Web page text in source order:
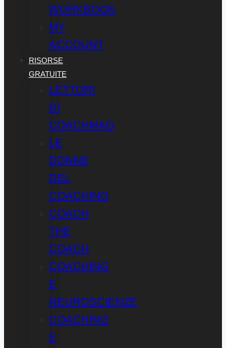
WORKBOOK
MY
ACCOUNT
RISORSE
GRATUITE
LETTORI
DI
COACHMAG
LE
DONNE
DEL
COACHING
COACH
THE
COACH
COACHING
E
NEUROSCIENZE
COACHING
E